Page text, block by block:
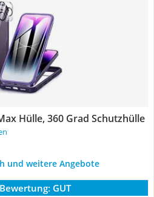
Hülle, 360 Grad Schutzhülle
und weitere Angebote
GUT